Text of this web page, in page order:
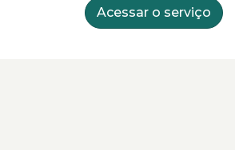
Acessar o serviço